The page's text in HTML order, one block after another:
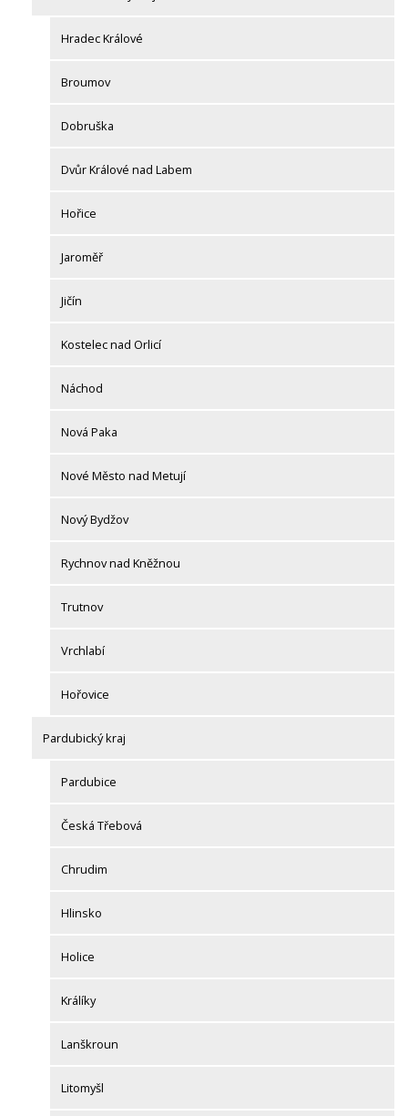
Hradec Králové
Broumov
Dobruška
Dvůr Králové nad Labem
Hořice
Jaroměř
Jičín
Kostelec nad Orlicí
Náchod
Nová Paka
Nové Město nad Metují
Nový Bydžov
Rychnov nad Kněžnou
Trutnov
Vrchlabí
Hořovice
Pardubický kraj
Pardubice
Česká Třebová
Chrudim
Hlinsko
Holice
Králíky
Lanškroun
Litomyšl